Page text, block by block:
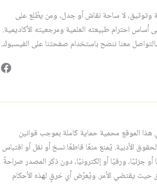
وتوثيق، لا ساحة نقاش أو جدل، ومن يطّلع على
أساس احترام طبيعته العلمية ومرجعيته الأكاديمية.
معنا ننصح باستخدام صفحتنا على الفيسبوك.
هذا الموقع محمية حماية كاملة بموجب قوانين
الأدبية. يُمنع منعًا قاطعًا نسخ أو نقل أو اقتباس
أو جزئيًا، ورقيًا أو إلكترونيًا، دون ذكر المصدر صراحةً
يقتضي الأمر. ويُعرّض أي خرقٍ لهذه الأحكام